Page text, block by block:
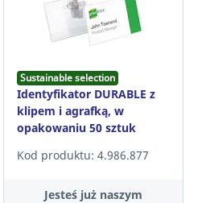
Sustainable selection
Identyfikator DURABLE z
klipem i agrafką, w
opakowaniu 50 sztuk
Kod produktu: 4.986.877
Jesteś już naszym